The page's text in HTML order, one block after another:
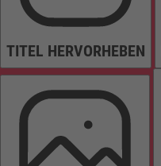
TITEL HERVORHEBEN